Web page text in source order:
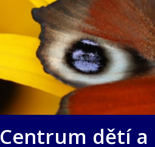
Centrum dětí a